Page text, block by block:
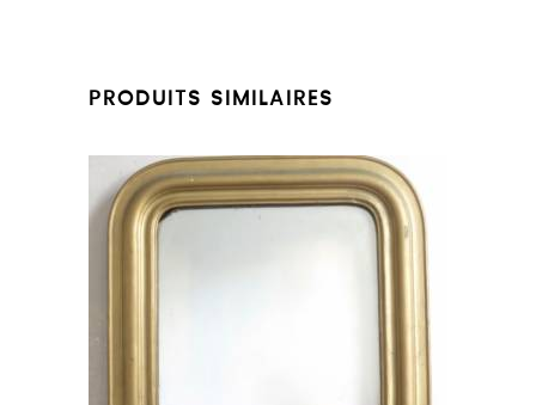
PRODUITS SIMILAIRES